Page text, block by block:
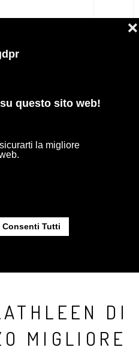
TAPPETI E
DAVIDE GROPPI
HOME | SHOP
DI
MIGLIORE